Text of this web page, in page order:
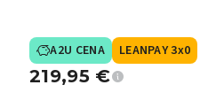
A2U CENA LEANPAY 3x0
219,95 €